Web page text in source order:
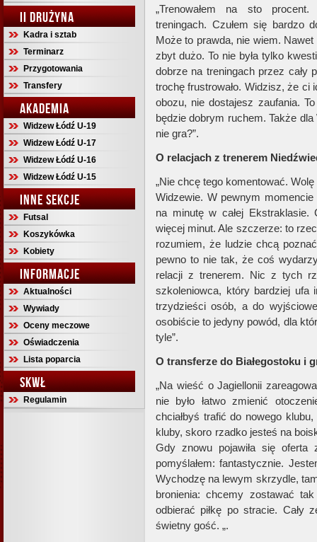
II DRUŻYNA
Kadra i sztab
Terminarz
Przygotowania
Transfery
AKADEMIA
Widzew Łódź U-19
Widzew Łódź U-17
Widzew Łódź U-16
Widzew Łódź U-15
INNE SEKCJE
Futsal
Koszykówka
Kobiety
INFORMACJE
Aktualności
Wywiady
Oceny meczowe
Oświadczenia
Lista poparcia
SKWŁ
Regulamin
„Trenowałem na sto procent.
treningach. Czułem się bardzo
Może to prawda, nie wiem. Nawet
zbyt dużo. To nie była tylko
dobrze na treningach przez cały
trochę frustrowało. Widzisz, że
obozu, nie dostajesz zaufania.
będzie dobrym ruchem. Także
nie gra?”.
O relacjach z trenerem
„Nie chcę tego komentować.
Widzewie. W pewnym
na minutę w całej Ekstraklasie.
więcej minut. Ale szczerze: to
rozumiem, że ludzie chcą
pewno to nie tak, że coś
relacji z trenerem. Nic z tych
szkoleniowca, który bardziej ufa
trzydzieści osób, a do
osobiście to jedyny powód, dla
tyle”.
O transferze do Białegostoku i
„Na wieść o Jagiellonii
nie było łatwo zmienić
chciałbyś trafić do nowego
kluby, skoro rzadko jesteś na
Gdy znowu pojawiła się
pomyślałem: fantastycznie.
Wychodzę na lewym skrzydle,
bronienia: chcemy zostawać
odbierać piłkę po stracie. Cały
świetny gość. „.